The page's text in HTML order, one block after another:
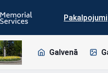
Pakalpojumi
Galvenā